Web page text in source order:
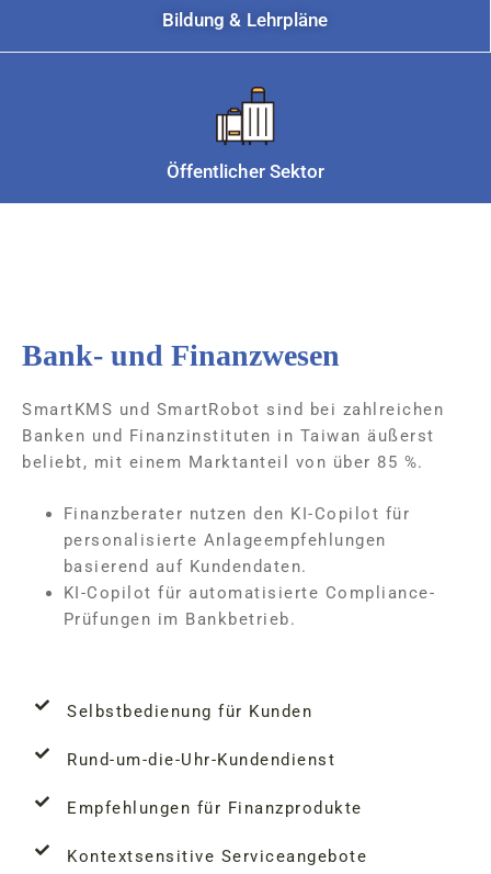
Bildung & Lehrpläne
Öffentlicher Sektor
Bank- und Finanzwesen
SmartKMS und SmartRobot sind bei zahlreichen
Banken und Finanzinstituten in Taiwan äußerst
beliebt, mit einem Marktanteil von über 85 %.
Finanzberater nutzen den KI-Copilot für
personalisierte Anlageempfehlungen
basierend auf Kundendaten.
KI-Copilot für automatisierte Compliance-
Prüfungen im Bankbetrieb.
Selbstbedienung für Kunden
Rund-um-die-Uhr-Kundendienst
Empfehlungen für Finanzprodukte
Kontextsensitive Serviceangebote